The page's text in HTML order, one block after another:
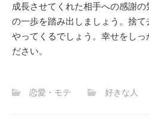
成長させてくれた相手への感謝
の一歩を踏み出しましょう。捨
やってくるでしょう。幸せをしっ
ださい。
恋愛・モテ 好きな人